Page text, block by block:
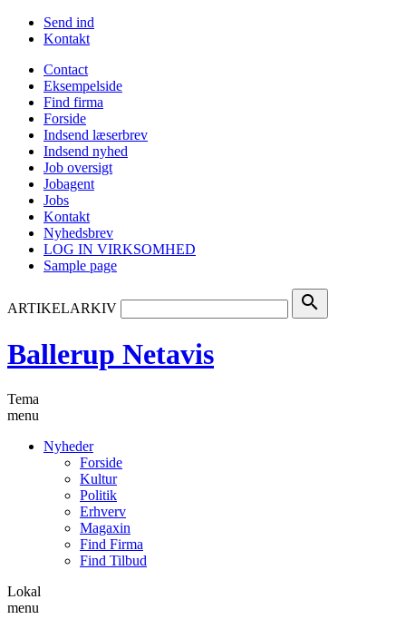
Send ind
Kontakt
Contact
Eksempelside
Find firma
Forside
Indsend læserbrev
Indsend nyhed
Job oversigt
Jobagent
Jobs
Kontakt
Nyhedsbrev
LOG IN VIRKSOMHED
Sample page
ARTIKELARKIV search
Ballerup Netavis
Tema
menu
Nyheder
Forside
Kultur
Politik
Erhverv
Magaxin
Find Firma
Find Tilbud
Lokal
menu